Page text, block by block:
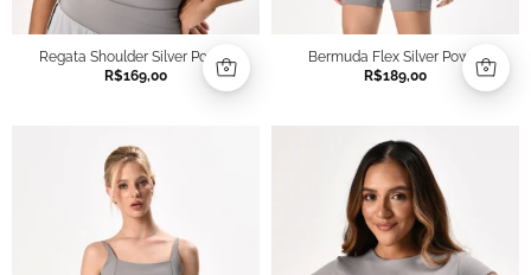
Regata Shoulder Silver Power
R$169,00
Bermuda Flex Silver Power
R$189,00